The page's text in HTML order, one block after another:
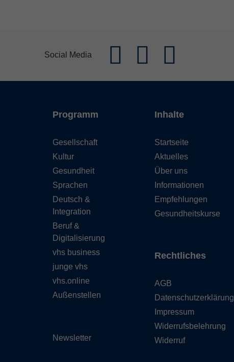
Social Media
Programm
Gesellschaft
Kultur
Gesundheit
Sprachen
Deutsch &
Integration
Beruf &
Digitalisierung
vhs business
junge vhs
vhs.online
Außenstellen
Newsletter
Inhalte
Startseite
Aktuelles
Über uns
Informationen
Empfehlungen
Gesundheitskurse
Rechtliches
AGB
Datenschutzerklärung
Impressum
Widerrufsbelehrung
Widerruf